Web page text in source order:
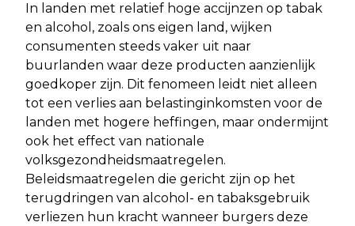
In landen met relatief hoge accijnzen op tabak
en alcohol, zoals ons eigen land, wijken
consumenten steeds vaker uit naar
buurlanden waar deze producten aanzienlijk
goedkoper zijn. Dit fenomeen leidt niet alleen
tot een verlies aan belastinginkomsten voor de
landen met hogere heffingen, maar ondermijnt
ook het effect van nationale
volksgezondheidsmaatregelen.
Beleidsmaatregelen die gericht zijn op het
terugdringen van alcohol- en tabaksgebruik
verliezen hun kracht wanneer burgers deze